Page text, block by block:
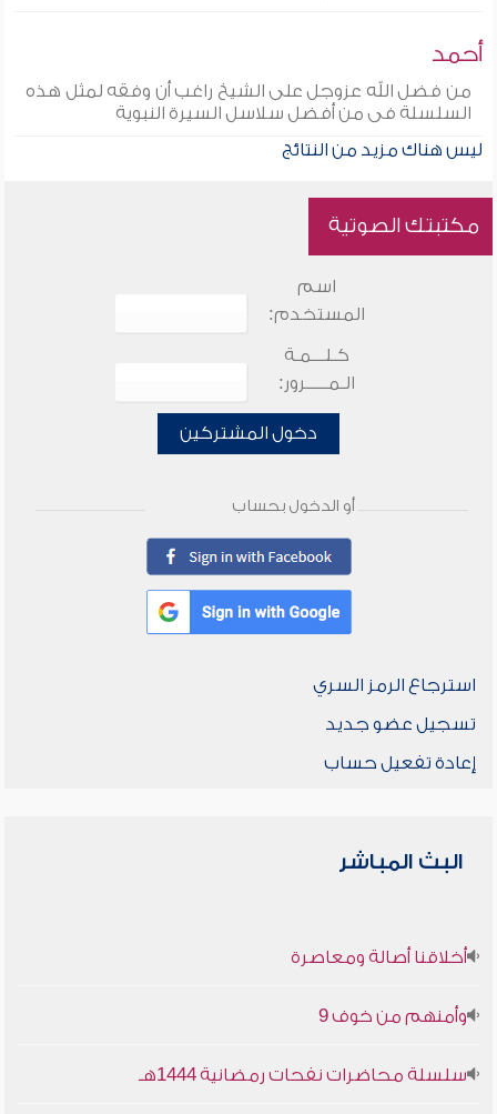
أحمد
من فضل الله عزوجل على الشيخ راغب أن وفقه لمثل هذه
السلسلة فى من أفضل سلاسل السيرة النبوية
ليس هناك مزيد من النتائج
مكتبتك الصوتية
اسم
المستخدم:
كـلـــمـة
الـمـــــرور:
دخول المشتركين
أو الدخول بحساب
استرجاع الرمز السري
تسجيل عضو جديد
إعادة تفعيل حساب
البث المباشر
أخلاقنا أصالة ومعاصرة
وأمنهم من خوف 9
سلسلة محاضرات نفحات رمضانية 1444هـ